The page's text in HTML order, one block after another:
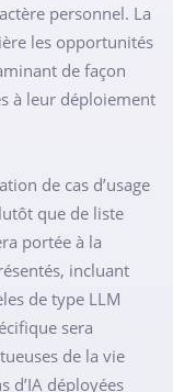
personnel. La
les opportunités
de façon
à leur déploiement
de cas d’usage
que de liste
portée à la
incluant
de type LLM
sera
de la vie
d’IA déployées